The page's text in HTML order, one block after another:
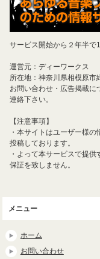
サービス開始から２年半で
運営元：ディーワークス
所在地：神奈川県相模原市
お問い合わせ・広告掲載
連絡下さい。
【注意事項】
・本サイトはユーザー様
投稿しております。
・よって本サービスで提
保証を致しません。
メニュー
ホーム
お問い合わせ